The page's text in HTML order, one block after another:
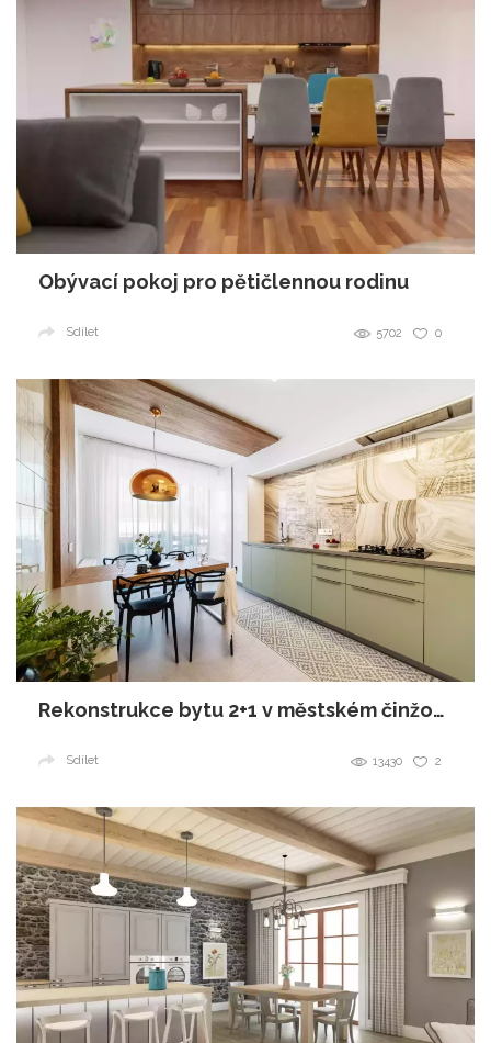
Obývací pokoj pro pětičlennou rodinu
0
5702
Sdílet
Rekonstrukce bytu 2+1 v městském činžovním domě
2
13430
Sdílet